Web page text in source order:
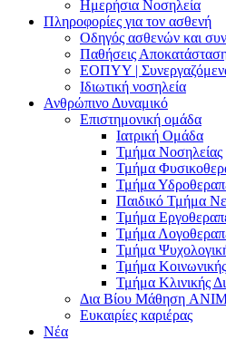
Ημερήσια Νοσηλεία
Πληροφορίες για τον ασθενή
Οδηγός ασθενών και
Παθήσεις
ΕΟΠΥΥ |
Ιδιωτική νοσηλεία
Ανθρώπινο Δυναμικό
Επιστημονική ομάδα
Ιατρική Ομάδα
Τμήμα Νοσηλείας
Τμήμα
Τμήμα
Παιδικό Τμήμα
Τμήμα
Τμήμα
Τμήμα
Τμήμα
Τμήμα Κλινικής
Δια Βίου Μάθηση
Ευκαιρίες καριέρας
Νέα